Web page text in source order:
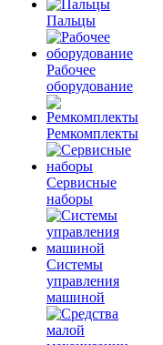
Пальцы
Рабочее
оборудование
Ремкомплекты
Сервисные
наборы
Системы
управления
машиной